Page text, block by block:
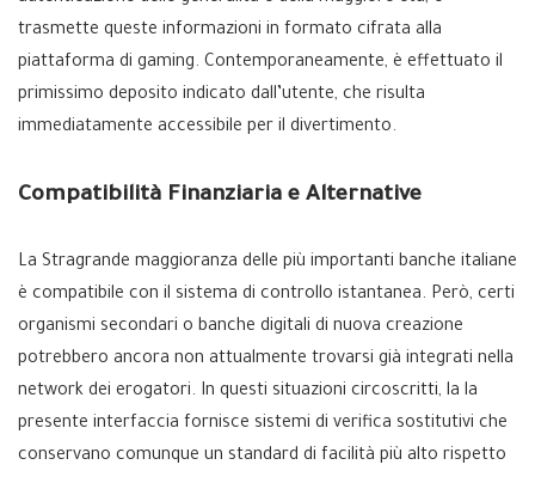
trasmette queste informazioni in formato cifrata alla
piattaforma di gaming. Contemporaneamente, è effettuato il
primissimo deposito indicato dall’utente, che risulta
immediatamente accessibile per il divertimento.
Compatibilità Finanziaria e Alternative
La Stragrande maggioranza delle più importanti banche italiane
è compatibile con il sistema di controllo istantanea. Però, certi
organismi secondari o banche digitali di nuova creazione
potrebbero ancora non attualmente trovarsi già integrati nella
network dei erogatori. In questi situazioni circoscritti, la la
presente interfaccia fornisce sistemi di verifica sostitutivi che
conservano comunque un standard di facilità più alto rispetto